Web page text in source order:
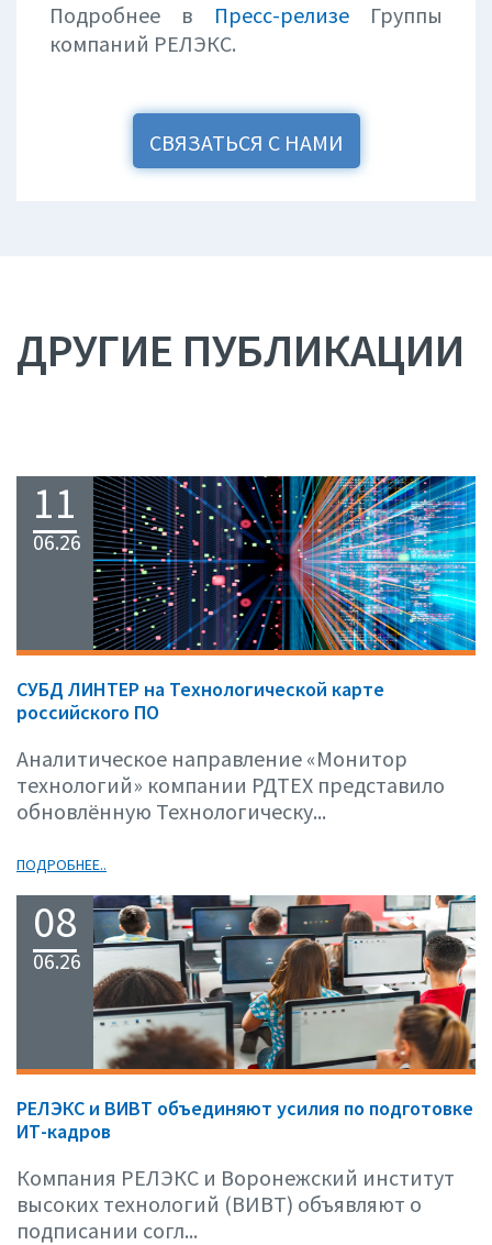
Подробнее в Пресс-релизеГруппы
компаний РЕЛЭКС.
СВЯЗАТЬСЯ С НАМИ
ДРУГИЕ ПУБЛИКАЦИИ
11
06.26
СУБД ЛИНТЕР на Технологической карте
российского ПО
Аналитическое направление «Монитор
технологий» компании РДТЕХ представило
обновлённую Технологическу...
ПОДРОБНЕЕ..
08
06.26
РЕЛЭКС и ВИВТ объединяют усилия по подготовке
ИТ-кадров
Компания РЕЛЭКС и Воронежский институт
высоких технологий (ВИВТ) объявляют о
подписании согл...